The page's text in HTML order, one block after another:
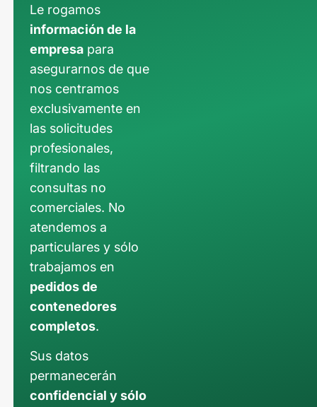
Le rogamos
información de la
empresa para
asegurarnos de que
nos centramos
exclusivamente en
las solicitudes
profesionales,
filtrando las
consultas no
comerciales. No
atendemos a
particulares y sólo
trabajamos en
pedidos de
contenedores
completos.
Sus datos
permanecerán
confidencial y sólo